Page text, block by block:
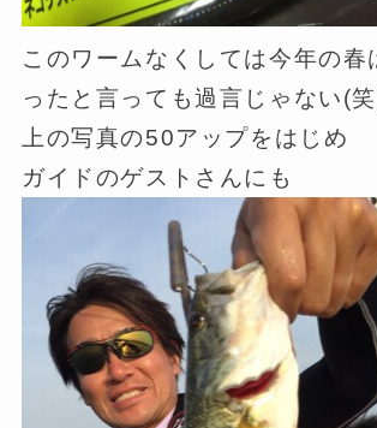
このワームなくしては今年の春
ったと言っても過言じゃない(
上の写真の50アップをはじめ
ガイドのゲストさんにも